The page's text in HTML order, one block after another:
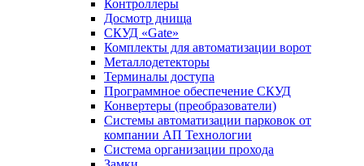
Контроллеры
Досмотр днища
СКУД «Gate»
Комплекты для автоматизации ворот
Металлодетекторы
Терминалы доступа
Программное обеспечение СКУД
Конвертеры (преобразователи)
Системы автоматизации парковок от
компании АП Технологии
Система организации прохода